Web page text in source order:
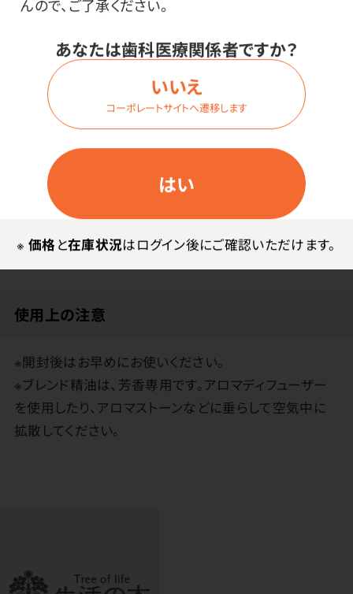
んので、ご了承ください。
あなたは歯科医療関係者ですか？
はい
いいえ
コーポレートサイトへ遷移します
※ 価格と在庫状況はログイン後にご確認いただけます。
メーカー・ブランド
生活の木
その他
メリアAbs.
使用上の注意
※開封後はお早めにお使いください。
※ブレンド精油は、芳香専用です。アロマディフューザー
を使用したり、アロマストーンなどに垂らして空気中に
拡散してください。